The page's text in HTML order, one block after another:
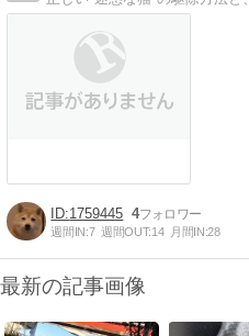
1759445 4
週間IN:7 週間OUT:14 月間IN:28
最新の記事画像